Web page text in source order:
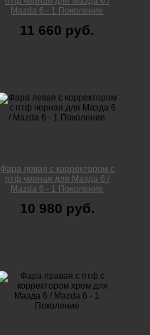
Mazda 6 - 1 Поколение
11 660 руб.
Фара левая с корректором с
птф черная для Мазда 6 /
Mazda 6 - 1 Поколение
10 980 руб.